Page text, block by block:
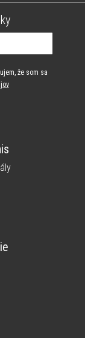
že som sa